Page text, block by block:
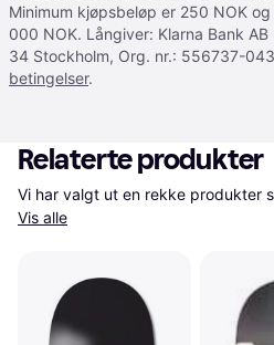
Minimum kjøpsbeløp er 250 NOK
000 NOK. Långiver: Klarna Bank
34 Stockholm, Org. nr.: 556737-
betingelser.
Relaterte produkter
Vis alle